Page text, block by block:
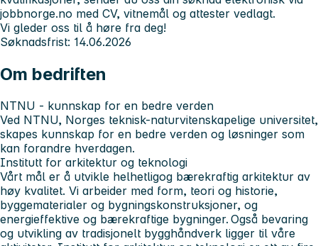
jobbnorge.no med CV, vitnemål og attester vedlagt.
Vi gleder oss til å høre fra deg!
Søknadsfrist: 14.06.2026
Om bedriften
NTNU - kunnskap for en bedre verden
Ved NTNU, Norges teknisk-naturvitenskapelige universitet,
skapes kunnskap for en bedre verden og løsninger som
kan forandre hverdagen.
Institutt for arkitektur og teknologi
Vårt mål er å utvikle helhetligog bærekraftig arkitektur av
høy kvalitet. Vi arbeider med form, teori og historie,
byggematerialer og bygningskonstruksjoner, og
energieffektive og bærekraftige bygninger. Også bevaring
og utvikling av tradisjonelt bygghåndverk ligger til våre